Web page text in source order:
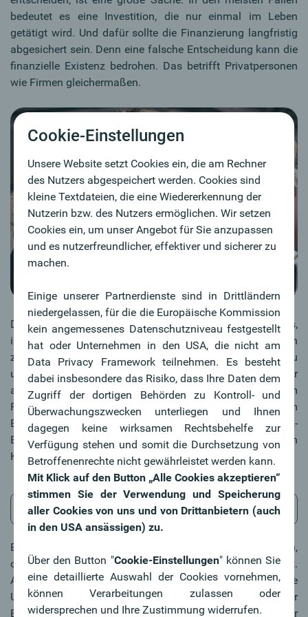
bedeutet es eine Investition, die nur einmal im Leben
getätigt wird. Und dafür sollte die Finanzierung langfristig
abgesichert sein. Denn eine falsche Entscheidung kann die
finanzielle Existenz bedrohen. Das betrifft Privatpersonen
wie Firmen gleichermaßen.
Die Aufgabe der KundenberaterInnen der Oberbank ist es,
individuelle Finanzierungslösungen anzubieten, die Risiken
zu minimieren und ihre KundInnen bestmöglich zu
unterstützen. Da fällt aber schon einmal der ein oder
andere branchenspezifische Terminus. Um sich im
Fachjargon zurechtzufinden und sich beim
Bankengespräch auszukennen, haben unsere Oberbank-
ExpertInnen die wichtigsten Begriffe rund um den
Kreditvertrag zusammengetragen und erklären:
Finanzierungsmix
Bei jeder Finanzierung sollte auf alle Fälle geprüft werden,
ob auch eine Förderung der öffentlichen Hand möglich ist.
Alle Bundesländer bieten hierzu diverse unterschiedliche
Unterstützungen an. Diese reichen von der
Errichtungsförderung zur Kaufförderung bis hin zur
Cookie-Einstellungen
Unsere Website setzt Cookies ein, die am Rechner
des Nutzers abgespeichert werden. Cookies sind
kleine Textdateien, die eine Wiedererkennung der
Nutzerin bzw. des Nutzers ermöglichen. Wir setzen
Cookies ein, um unser Angebot für Sie anzupassen
und es nutzerfreundlicher, effektiver und sicherer zu
machen.
Einige unserer Partnerdienste sind in Drittländern
niedergelassen, für die die Europäische Kommission
kein angemessenes Datenschutzniveau festgestellt
hat oder Unternehmen in den USA, die nicht am
Data Privacy Framework teilnehmen. Es besteht
dabei insbesondere das Risiko, dass Ihre Daten dem
Zugriff der dortigen Behörden zu Kontroll- und
Überwachungszwecken unterliegen und Ihnen
dagegen keine wirksamen Rechtsbehelfe zur
Verfügung stehen und somit die Durchsetzung von
Betroffenenrechte nicht gewährleistet werden kann.
Mit Klick auf den Button „Alle Cookies akzeptieren“
stimmen Sie der Verwendung und Speicherung
aller Cookies von uns und von Drittanbietern (auch
in den USA ansässigen) zu.
Über den Button "Cookie-Einstellungen" können Sie
eine detaillierte Auswahl der Cookies vornehmen,
können Verarbeitungen zulassen oder
widersprechen und Ihre Zustimmung widerrufen.